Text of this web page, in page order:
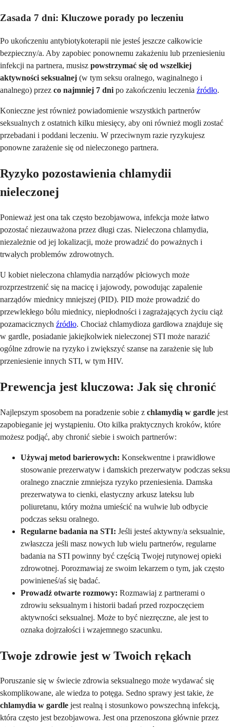
Zasada 7 dni: Kluczowe porady po leczeniu
Po ukończeniu antybiotykoterapii nie jesteś jeszcze całkowicie
bezpieczny/a. Aby zapobiec ponownemu zakażeniu lub przeniesieniu
infekcji na partnera, musisz powstrzymać się od wszelkiej
aktywności seksualnej (w tym seksu oralnego, waginalnego i
analnego) przez co najmniej 7 dni po zakończeniu leczenia źródło.
Konieczne jest również powiadomienie wszystkich partnerów
seksualnych z ostatnich kilku miesięcy, aby oni również mogli zostać
przebadani i poddani leczeniu. W przeciwnym razie ryzykujesz
ponowne zarażenie się od nieleczonego partnera.
Ryzyko pozostawienia chlamydii
nieleczonej
Ponieważ jest ona tak często bezobjawowa, infekcja może łatwo
pozostać niezauważona przez długi czas. Nieleczona chlamydia,
niezależnie od jej lokalizacji, może prowadzić do poważnych i
trwałych problemów zdrowotnych.
U kobiet nieleczona chlamydia narządów płciowych może
rozprzestrzenić się na macicę i jajowody, powodując zapalenie
narządów miednicy mniejszej (PID). PID może prowadzić do
przewlekłego bólu miednicy, niepłodności i zagrażających życiu ciąż
pozamacicznych źródło. Chociaż chlamydioza gardłowa znajduje się
w gardle, posiadanie jakiejkolwiek nieleczonej STI może narazić
ogólne zdrowie na ryzyko i zwiększyć szanse na zarażenie się lub
przeniesienie innych STI, w tym HIV.
Prewencja jest kluczowa: Jak się chronić
Najlepszym sposobem na poradzenie sobie z chlamydią w gardle jest
zapobieganie jej wystąpieniu. Oto kilka praktycznych kroków, które
możesz podjąć, aby chronić siebie i swoich partnerów:
Używaj metod barierowych: Konsekwentne i prawidłowe
stosowanie prezerwatyw i damskich prezerwatyw podczas seksu
oralnego znacznie zmniejsza ryzyko przeniesienia. Damska
prezerwatywa to cienki, elastyczny arkusz lateksu lub
poliuretanu, który można umieścić na wulwie lub odbycie
podczas seksu oralnego.
Regularne badania na STI: Jeśli jesteś aktywny/a seksualnie,
zwłaszcza jeśli masz nowych lub wielu partnerów, regularne
badania na STI powinny być częścią Twojej rutynowej opieki
zdrowotnej. Porozmawiaj ze swoim lekarzem o tym, jak często
powinieneś/aś się badać.
Prowadź otwarte rozmowy: Rozmawiaj z partnerami o
zdrowiu seksualnym i historii badań przed rozpoczęciem
aktywności seksualnej. Może to być niezręczne, ale jest to
oznaka dojrzałości i wzajemnego szacunku.
Twoje zdrowie jest w Twoich rękach
Poruszanie się w świecie zdrowia seksualnego może wydawać się
skomplikowane, ale wiedza to potęga. Sedno sprawy jest takie, że
chlamydia w gardle jest realną i stosunkowo powszechną infekcją,
która często jest bezobjawowa. Jest ona przenoszona głównie przez